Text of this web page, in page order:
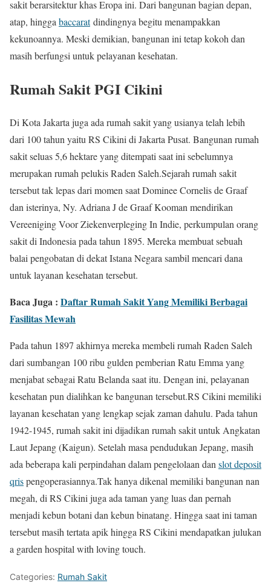
sakit berarsitektur khas Eropa ini. Dari bangunan bagian depan,
atap, hingga baccaratdindingnya begitu menampakkan
kekunoannya. Meski demikian, bangunan ini tetap kokoh dan
masih berfungsi untuk pelayanan kesehatan.
Rumah Sakit PGI Cikini
Di Kota Jakarta juga ada rumah sakit yang usianya telah lebih
dari 100 tahun yaitu RS Cikini di Jakarta Pusat. Bangunan rumah
sakit seluas 5,6 hektare yang ditempati saat ini sebelumnya
merupakan rumah pelukis Raden Saleh.Sejarah rumah sakit
tersebut tak lepas dari momen saat Dominee Cornelis de Graaf
dan isterinya, Ny. Adriana J de Graaf Kooman mendirikan
Vereeniging Voor Ziekenverpleging In Indie, perkumpulan orang
sakit di Indonesia pada tahun 1895. Mereka membuat sebuah
balai pengobatan di dekat Istana Negara sambil mencari dana
untuk layanan kesehatan tersebut.
Baca Juga : Daftar Rumah Sakit Yang Memiliki Berbagai
Fasilitas Mewah
Pada tahun 1897 akhirnya mereka membeli rumah Raden Saleh
dari sumbangan 100 ribu gulden pemberian Ratu Emma yang
menjabat sebagai Ratu Belanda saat itu. Dengan ini, pelayanan
kesehatan pun dialihkan ke bangunan tersebut.RS Cikini memiliki
layanan kesehatan yang lengkap sejak zaman dahulu. Pada tahun
1942-1945, rumah sakit ini dijadikan rumah sakit untuk Angkatan
Laut Jepang (Kaigun). Setelah masa pendudukan Jepang, masih
ada beberapa kali perpindahan dalam pengelolaan dan slot deposit
qrispengoperasiannya.Tak hanya dikenal memiliki bangunan nan
megah, di RS Cikini juga ada taman yang luas dan pernah
menjadi kebun botani dan kebun binatang. Hingga saat ini taman
tersebut masih tertata apik hingga RS Cikini mendapatkan julukan
a garden hospital with loving touch.
Categories: Rumah Sakit